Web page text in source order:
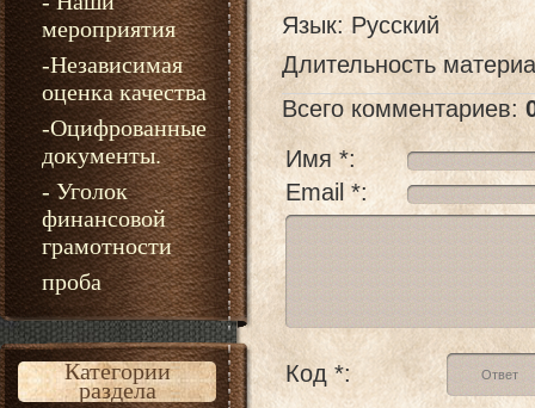
мероприятия
-Независимая
оценка качества
-Оцифрованные
документы.
- Уголок
финансовой
грамотности
проба
Категории
раздела
Язык: Русский
Длительность
Всего комментариев:
Имя *:
Email *:
Код *: